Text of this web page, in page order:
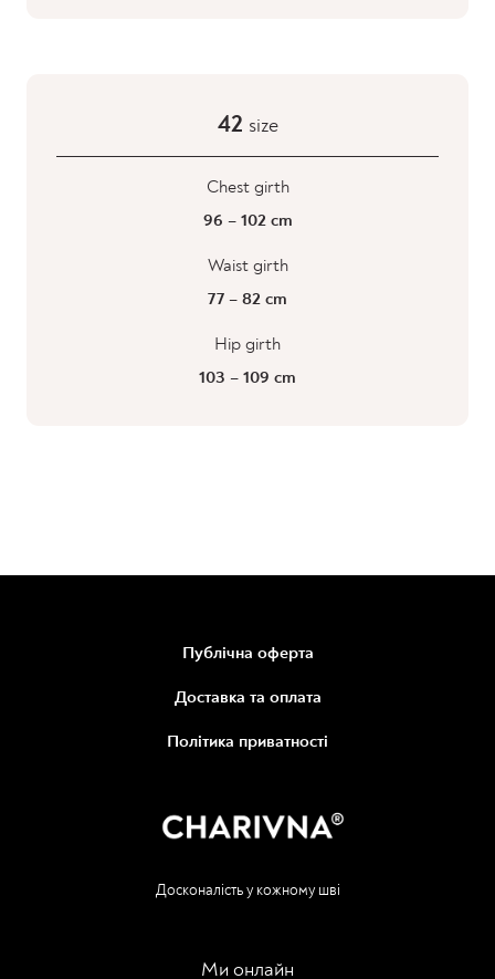
42 size
Chest girth
96 – 102 cm
Waist girth
77 – 82 cm
Hip girth
103 – 109 cm
Публічна оферта
Доставка та оплата
Політика приватності
Досконалість у кожному шві
Ми онлайн